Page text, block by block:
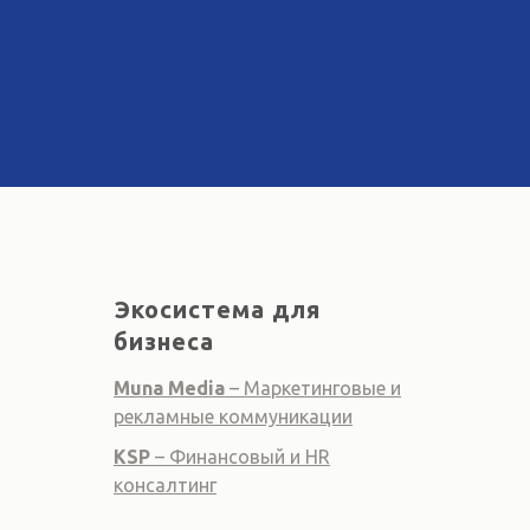
Экосистема для
бизнеса
Muna Media – Маркетинговые и
рекламные коммуникации
KSP – Финансовый и HR
консалтинг